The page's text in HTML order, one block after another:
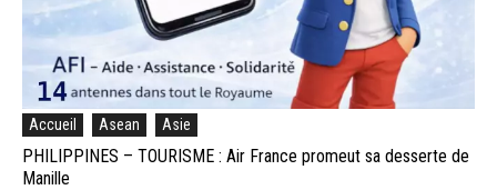
Accueil Asean Asie
PHILIPPINES – TOURISME : Air France promeut sa desserte de
Manille